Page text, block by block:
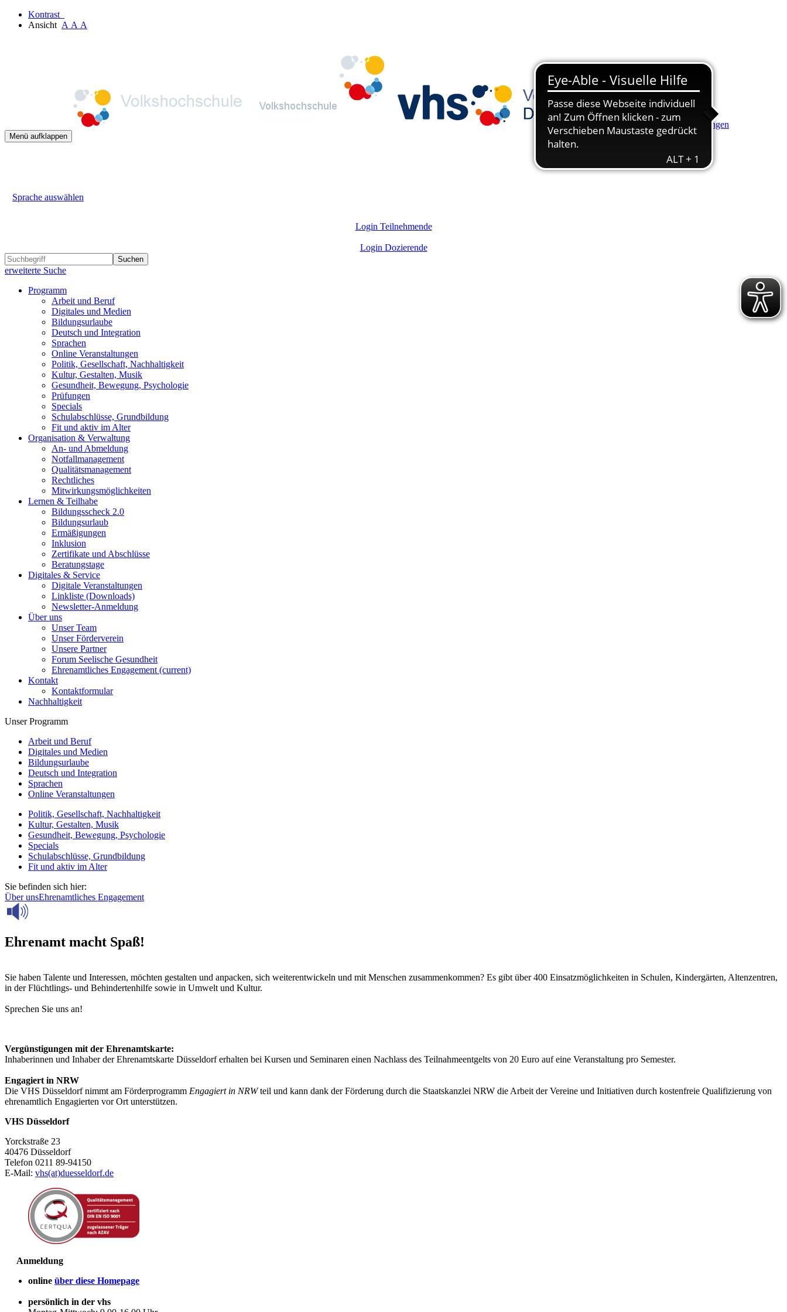
Kontrast
Ansicht A A A
Hauptinhalt anspringen
Menü aufklappen
Sprache auswählen
Login Teilnehmende
Login Dozierende
Suchen
erweiterte Suche
Programm
Arbeit und Beruf
Digitales und Medien
Bildungsurlaube
Deutsch und Integration
Sprachen
Online Veranstaltungen
Politik, Gesellschaft, Nachhaltigkeit
Kultur, Gestalten, Musik
Gesundheit, Bewegung, Psychologie
Prüfungen
Specials
Schulabschlüsse, Grundbildung
Fit und aktiv im Alter
Organisation & Verwaltung
An- und Abmeldung
Notfallmanagement
Qualitätsmanagement
Rechtliches
Mitwirkungsmöglichkeiten
Lernen & Teilhabe
Bildungsscheck 2.0
Bildungsurlaub
Ermäßigungen
Inklusion
Zertifikate und Abschlüsse
Beratungstage
Digitales & Service
Digitale Veranstaltungen
Linkliste (Downloads)
Newsletter-Anmeldung
Über uns
Unser Team
Unser Förderverein
Unsere Partner
Forum Seelische Gesundheit
Ehrenamtliches Engagement (current)
Kontakt
Kontaktformular
Nachhaltigkeit
Unser Programm
Arbeit und Beruf
Digitales und Medien
Bildungsurlaube
Deutsch und Integration
Sprachen
Online Veranstaltungen
Politik, Gesellschaft, Nachhaltigkeit
Kultur, Gestalten, Musik
Gesundheit, Bewegung, Psychologie
Specials
Schulabschlüsse, Grundbildung
Fit und aktiv im Alter
Sie befinden sich hier:
Über unsEhrenamtliches Engagement
Ehrenamt macht Spaß!
Sie haben Talente und Interessen, möchten gestalten und anpacken, sich weiterentwickeln und mit Menschen zusammenkommen? Es gibt über 400 Einsatzmöglichkeiten in Schulen, Kindergärten, Altenzentren,
in der Flüchtlings- und Behindertenhilfe sowie in Umwelt und Kultur.
Sprechen Sie uns an!
Vergünstigungen mit der Ehrenamtskarte:
Inhaberinnen und Inhaber der Ehrenamtskarte Düsseldorf erhalten bei Kursen und Seminaren einen Nachlass des Teilnahmeentgelts von 20 Euro auf eine Veranstaltung pro Semester.
Engagiert in NRW
Die VHS Düsseldorf nimmt am Förderprogramm Engagiert in NRWteil und kann dank der Förderung durch die Staatskanzlei NRW die Arbeit der Vereine und Initiativen durch kostenfreie Qualifizierung von
ehrenamtlich Engagierten vor Ort unterstützen.
VHS Düsseldorf
Yorckstraße 23
40476 Düsseldorf
Telefon 0211 89-94150
E-Mail: vhs(at)duesseldorf.de
Anmeldung
online über diese Homepage
persönlich in der vhs